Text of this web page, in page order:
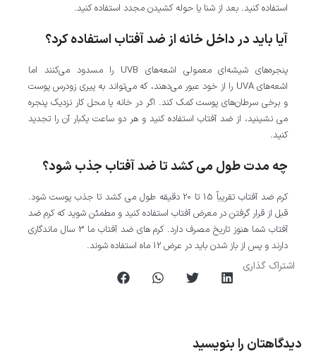
استفاده کنید. بعد از شنا یا حوله کشیدن مجدد استفاده کنید.
آیا باید در داخل خانه از ضد آفتاب استفاده کرد؟
پنجره‌های شیشه‌ای معمولی اشعه‌های UVB را مسدود می‌کنند اما
اشعه‌های UVA را از خود عبور می‌دهند، که می‌تواند به پیری زودرس پوست
و برخی سرطان‌های پوست کمک کند. اگر در خانه یا محل کار نزدیک پنجره
می نشینید، از ضد آفتاب استفاده کنید و هر دو ساعت یکبار آن را تجدید
کنید.
چه مدت طول می کشد تا ضد آفتاب جذب شود؟
کرم ضد آفتاب تقریباً 15 تا 20 دقیقه طول می کشد تا جذب پوست شود.
قبل از قرار گرفتن در معرض آفتاب استفاده کنید و مطمئن شوید که کرم ضد
آفتاب شما هنوز تاریخ مصرف دارد. کرم های ضد آفتاب ما 3 سال ماندگاری
دارند و پس از باز شدن باید در عرض 12 ماه استفاده شوند.
اشتراک گذاری
دیدگاهتان را بنویسید